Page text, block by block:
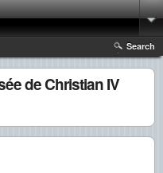
Search
de Christian IV